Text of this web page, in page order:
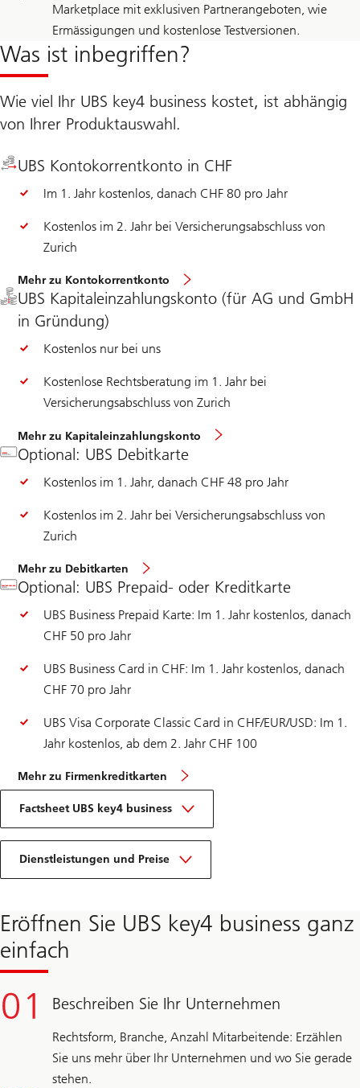
Marketplace mit exklusiven Partnerangeboten, wie
Ermässigungen und kostenlose Testversionen.
Was ist inbegriffen?
Wie viel Ihr UBS key4 business kostet, ist abhängig
von Ihrer Produktauswahl.
UBS Kontokorrentkonto in CHF
Im 1. Jahr kostenlos, danach CHF 80 pro Jahr
Kostenlos im 2. Jahr bei Versicherungsabschluss von
Zurich
Mehr zu Kontokorrentkonto
UBS Kapitaleinzahlungskonto (für AG und GmbH
in Gründung)
Kostenlos nur bei uns
Kostenlose Rechtsberatung im 1. Jahr bei
Versicherungsabschluss von Zurich
Mehr zu Kapitaleinzahlungskonto
Optional: UBS Debitkarte
Kostenlos im 1. Jahr, danach CHF 48 pro Jahr
Kostenlos im 2. Jahr bei Versicherungsabschluss von
Zurich
Mehr zu Debitkarten
Optional: UBS Prepaid- oder Kreditkarte
UBS Business Prepaid Karte: Im 1. Jahr kostenlos, danach
CHF 50 pro Jahr
UBS Business Card in CHF: Im 1. Jahr kostenlos, danach
CHF 70 pro Jahr
UBS Visa Corporate Classic Card in CHF/EUR/USD: Im 1.
Jahr kostenlos, ab dem 2. Jahr CHF 100
Mehr zu Firmenkreditkarten
Factsheet UBS key4 business
Dienstleistungen und Preise
Eröffnen Sie UBS key4 business ganz
einfach
Beschreiben Sie Ihr Unternehmen
Rechtsform, Branche, Anzahl Mitarbeitende: Erzählen
Sie uns mehr über Ihr Unternehmen und wo Sie gerade
stehen.